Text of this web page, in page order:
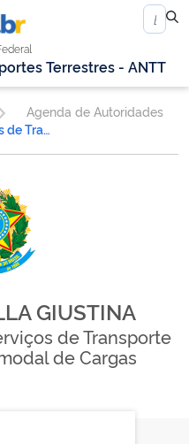
Terrestres - ANTT
Agenda de Autoridades
Superintendência de Serviços de Transporte Rodoviário e Multimodal de Cargas
GIUSTINA
de Transporte
de Cargas